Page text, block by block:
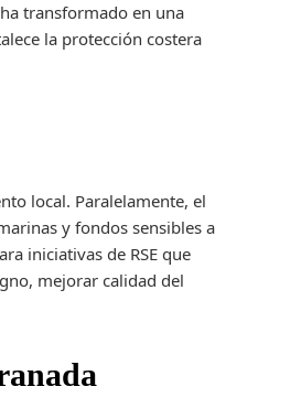
transformado en una
la protección costera
local. Paralelamente, el
y fondos sensibles a
iniciativas de RSE que
mejorar calidad del